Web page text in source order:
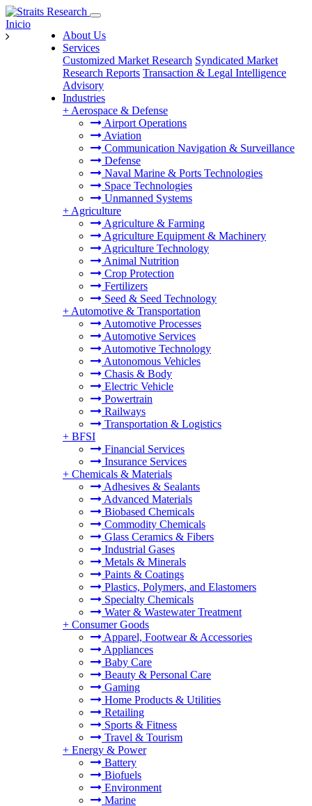
About Us
Services
Customized Market Research Syndicated Market
Research Reports Transaction & Legal Intelligence
Advisory
Industries
+ Aerospace & Defense
Airport Operations
Aviation
Communication Navigation & Surveillance
Defense
Naval Marine & Ports Technologies
Space Technologies
Unmanned Systems
+ Agriculture
Agriculture & Farming
Agriculture Equipment & Machinery
Agriculture Technology
Animal Nutrition
Crop Protection
Fertilizers
Seed & Seed Technology
+ Automotive & Transportation
Automotive Processes
Automotive Services
Automotive Technology
Autonomous Vehicles
Chasis & Body
Electric Vehicle
Powertrain
Railways
Transportation & Logistics
+ BFSI
Financial Services
Insurance Services
+ Chemicals & Materials
Adhesives & Sealants
Advanced Materials
Biobased Chemicals
Commodity Chemicals
Glass Ceramics & Fibers
Industrial Gases
Metals & Minerals
Paints & Coatings
Plastics, Polymers, and Elastomers
Specialty Chemicals
Water & Wastewater Treatment
+ Consumer Goods
Apparel, Footwear & Accessories
Appliances
Baby Care
Beauty & Personal Care
Gaming
Home Products & Utilities
Retailing
Sports & Fitness
Travel & Tourism
+ Energy & Power
Battery
Biofuels
Environment
Marine
Inicio